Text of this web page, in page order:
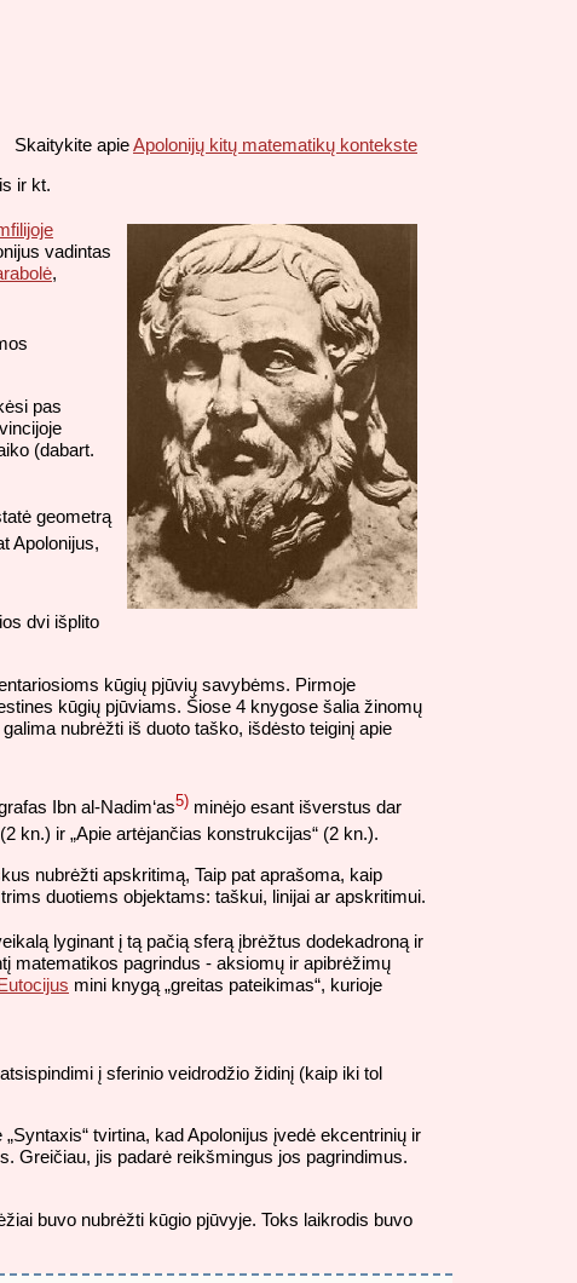
Skaitykite apieApolonijų kitų matematikų kontekste
ir kt.
vadintas
,
pas
(dabart.
geometrą
Apolonijus,
dvi išplito
kūgių pjūvių savybėms. Pirmoje
kūgių pjūviams. Šiose 4 knygose šalia žinomų
nubrėžti iš duoto taško, išdėsto teiginį apie
Ibn al-Nadim‘as5) minėjo esant išverstus dar
(2 kn.) ir „Apie artėjančias konstrukcijas“ (2 kn.).
nubrėžti apskritimą, Taip pat aprašoma, kaip
duotiems objektams: taškui, linijai ar apskritimui.
lyginant į tą pačią sferą įbrėžtus dodekadroną ir
matematikos pagrindus - aksiomų ir apibrėžimų
mini knygą „greitas pateikimas“, kurioje
į sferinio veidrodžio židinį (kaip iki tol
tvirtina, kad Apolonijus įvedė ekcentrinių ir
Greičiau, jis padarė reikšmingus jos pagrindimus.
buvo nubrėžti kūgio pjūvyje. Toks laikrodis buvo